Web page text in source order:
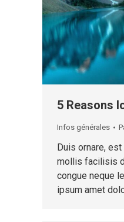
5 Reasons
Infos générales
Duis ornare,
mollis facilisis
congue neque
ipsum amet